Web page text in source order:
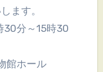
ます。
30分～15時30
館ホール